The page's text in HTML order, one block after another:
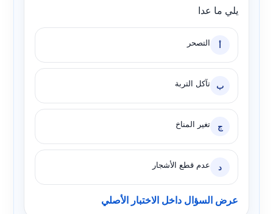
يلي ما عدا
أ التصحر
ب تآكل التربة
ج تغير المناخ
د عدم قطع الأشجار
عرض السؤال داخل الاختبار الأصلي